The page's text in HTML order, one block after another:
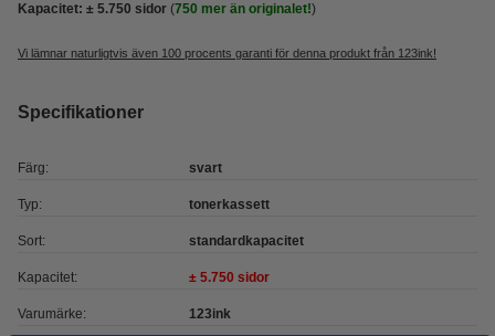
Kapacitet: ± 5.750 sidor (750 mer än originalet!)
Vi lämnar naturligtvis även 100 procents garanti för denna produkt från 123ink!
Specifikationer
Färg: svart
Typ: tonerkassett
Sort: standardkapacitet
Kapacitet: ± 5.750 sidor
Varumärke: 123ink